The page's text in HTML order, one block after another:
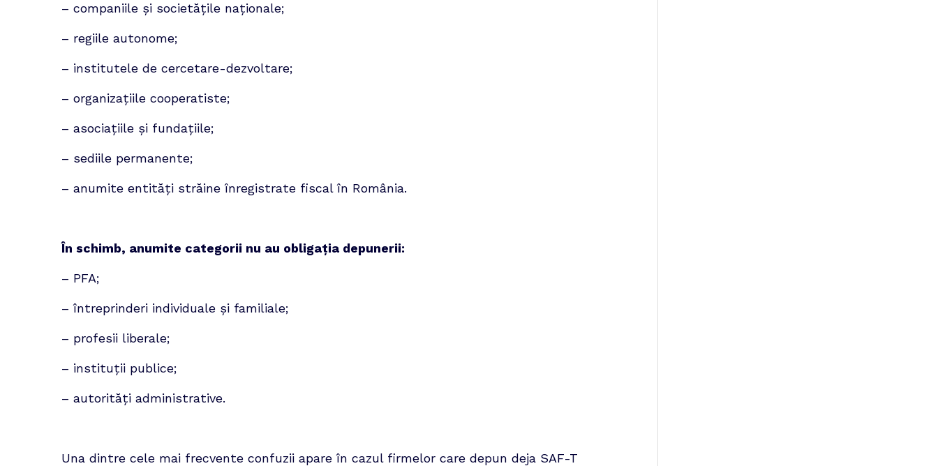
– companiile și societățile naționale;
– regiile autonome;
– institutele de cercetare-dezvoltare;
– organizațiile cooperatiste;
– asociațiile și fundațiile;
– sediile permanente;
– anumite entități străine înregistrate fiscal în România.
În schimb, anumite categorii nu au obligația depunerii:
– PFA;
– întreprinderi individuale și familiale;
– profesii liberale;
– instituții publice;
– autorități administrative.
Una dintre cele mai frecvente confuzii apare în cazul firmelor care depun deja SAF-T